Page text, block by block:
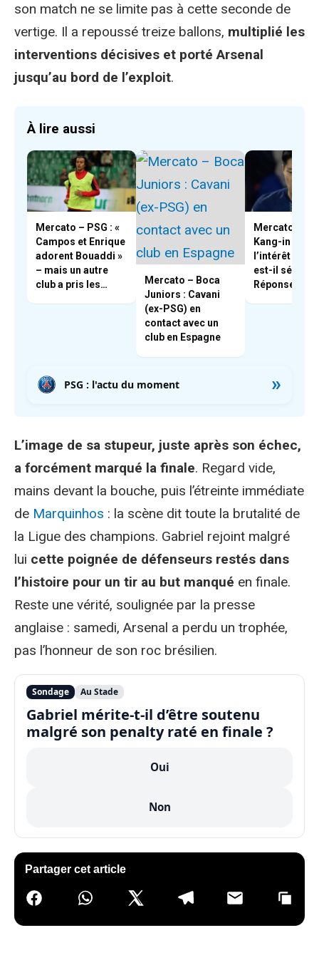
son match ne se limite pas à cette seconde de
vertige. Il a repoussé treize ballons, multiplié les
interventions décisives et porté Arsenal
jusqu’au bord de l’exploit.
À lire aussi
Mercato – PSG : «
Campos et Enrique
adorent Bouaddi »
– mais un autre
club a pris les
Mercato – Boca
Juniors : Cavani
(ex-PSG) en
contact avec un
club en Espagne
Mercato –
Kang-in Lee,
l’intérêt du
est-il sérieux
Réponse
PSG : l'actu du moment »
L’image de sa stupeur, juste après son échec,
a forcément marqué la finale. Regard vide,
mains devant la bouche, puis l’étreinte immédiate
de Marquinhos : la scène dit toute la brutalité de
la Ligue des champions. Gabriel rejoint malgré
lui cette poignée de défenseurs restés dans
l’histoire pour un tir au but manqué en finale.
Reste une vérité, soulignée par la presse
anglaise : samedi, Arsenal a perdu un trophée,
pas l’honneur de son roc brésilien.
Sondage Au Stade
Gabriel mérite-t-il d’être soutenu
malgré son penalty raté en finale ?
Oui
Non
Partager cet article